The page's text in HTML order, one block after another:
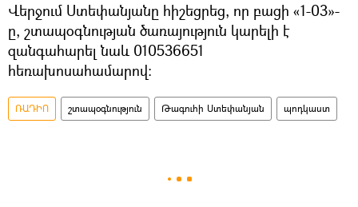
Վերջում Ստեփանյանը հիշեցրեց, որ բացի «1-03»-
ը, շտապօգնության ծառայություն կարելի է
զանգահարել նաև 010536651
հեռախոսահամարով։
ՌԱԴԻՈ շտապօգնություն Թագուհի Ստեփանյան պոդկաստ